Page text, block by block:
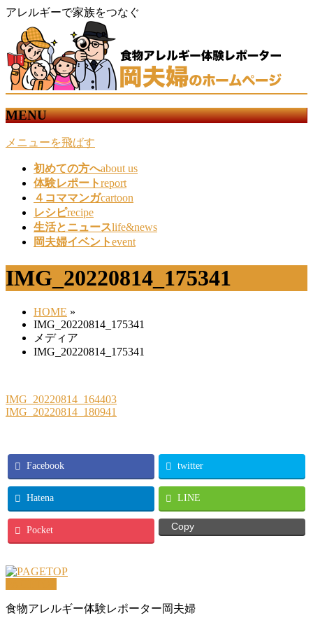
アレルギーで家族をつなぐ
MENU
メニューを飛ばす
初めての方へabout us
体験レポートreport
４コママンガcartoon
レシピrecipe
生活とニュースlife&news
岡夫婦イベントevent
IMG_20220814_175341
HOME »
IMG_20220814_175341
メディア
IMG_20220814_175341
IMG_20220814_164403
IMG_20220814_180941
Facebook twitter
Hatena LINE
Pocket Copy
食物アレルギー体験レポーター岡夫婦